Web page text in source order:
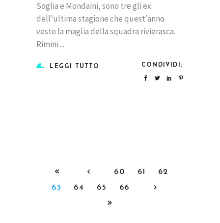
Soglia e Mondaini, sono tre gli ex
dell’ultima stagione che quest’anno
vesto la maglia della squadra rivierasca.
Rimini
LEGGI TUTTO CONDIVIDI:
60 61
62
63
64 65 66